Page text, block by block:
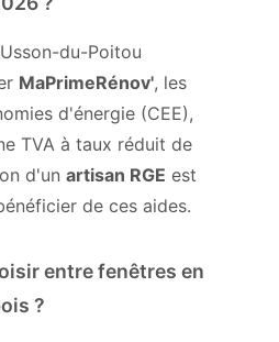
du-Poitou
MaPrimeRénov', les
d'énergie (CEE),
TVA à taux réduit de
d'un artisan RGE est
de ces aides.
entre fenêtres en
?